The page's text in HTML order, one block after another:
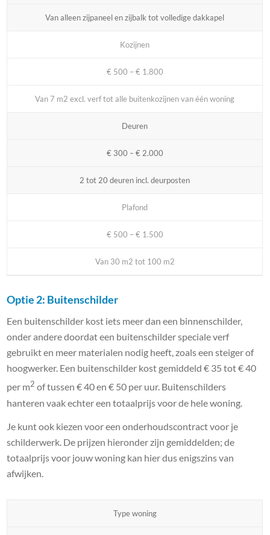
Van alleen zijpaneel en zijbalk tot volledige dakkapel
Kozijnen
€ 500 – € 1.800
Van 7 m2 excl. verf tot alle buitenkozijnen van één woning
Deuren
€ 300 – € 2.000
2 tot 20 deuren incl. deurposten
Plafond
€ 500 – € 1.500
Van 30 m2 tot 100 m2
Optie 2: Buitenschilder
Een buitenschilder kost iets meer dan een binnenschilder,
onder andere doordat een buitenschilder speciale verf
gebruikt en meer materialen nodig heeft, zoals een steiger of
hoogwerker. Een buitenschilder kost gemiddeld € 35 tot € 40
per m2 of tussen € 40 en € 50 per uur. Buitenschilders
hanteren vaak echter een totaalprijs voor de hele woning.
Je kunt ook kiezen voor een onderhoudscontract voor je
schilderwerk. De prijzen hieronder zijn gemiddelden; de
totaalprijs voor jouw woning kan hier dus enigszins van
afwijken.
Type woning